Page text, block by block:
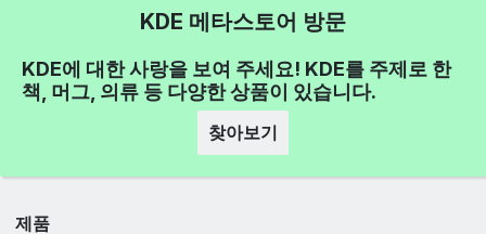
KDE 메타스토어 방문
KDE에 대한 사랑을 보여 주세요! KDE를 주제로 한
책, 머그, 의류 등 다양한 상품이 있습니다.
찾아보기
제품